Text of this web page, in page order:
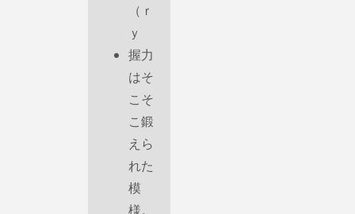
（ｒ
ｙ
握力
はそ
こそ
こ鍛
えら
れた
模
様。